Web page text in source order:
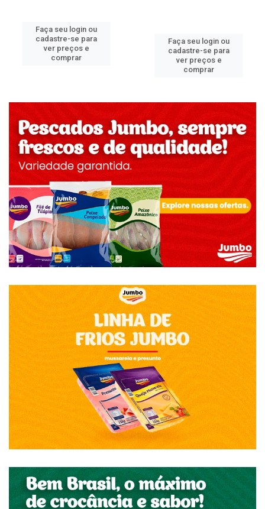
Faça seu login ou
cadastre-se para
ver preços e
comprar
Faça seu login ou
cadastre-se para
ver preços e
comprar